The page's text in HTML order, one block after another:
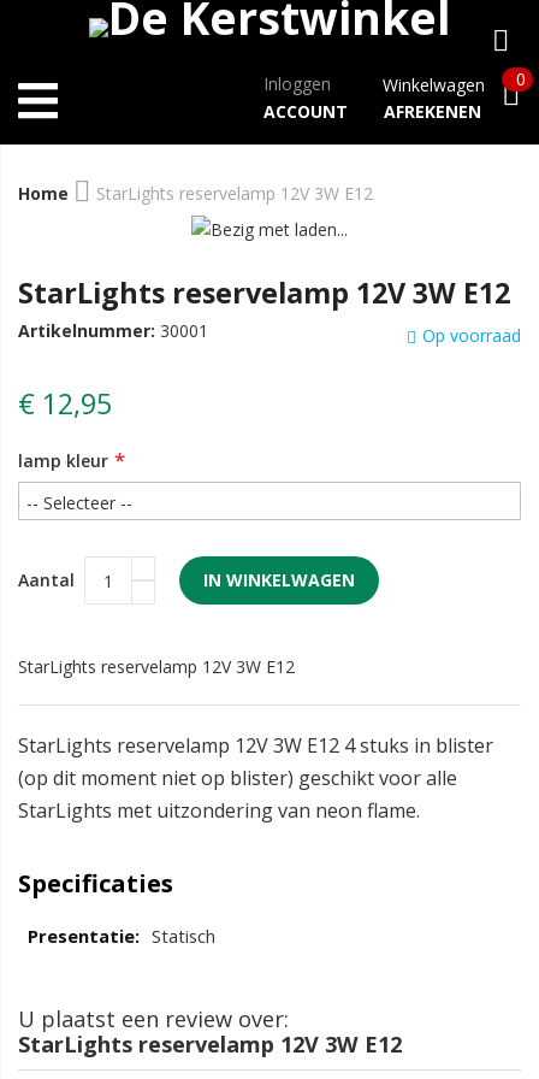
Inloggen
ACCOUNT
Winkelwagen
AFREKENEN
0
Home StarLights reservelamp 12V 3W E12
StarLights reservelamp 12V 3W E12
Op voorraad
Artikelnummer: 30001
€ 12,95
lamp kleur
Aantal IN WINKELWAGEN
StarLights reservelamp 12V 3W E12
StarLights reservelamp 12V 3W E12 4 stuks in blister
(op dit moment niet op blister) geschikt voor alle
StarLights met uitzondering van neon flame.
Specificaties
Statisch
U plaatst een review over:
StarLights reservelamp 12V 3W E12